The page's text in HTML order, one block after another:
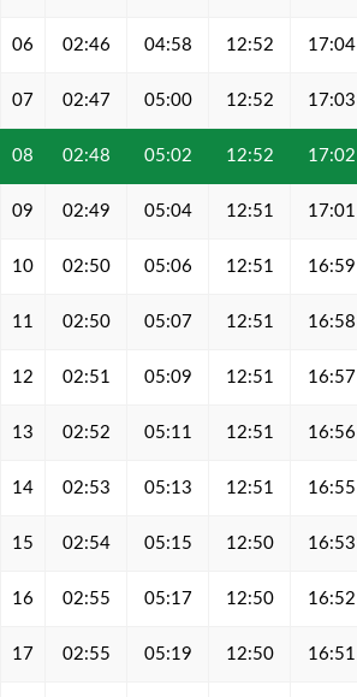
06 02:46 04:58 12:52 17:04
07 02:47 05:00 12:52 17:03
08 02:48 05:02 12:52 17:02
09 02:49 05:04 12:51 17:01
10 02:50 05:06 12:51 16:59
11 02:50 05:07 12:51 16:58
12 02:51 05:09 12:51 16:57
13 02:52 05:11 12:51 16:56
14 02:53 05:13 12:51 16:55
15 02:54 05:15 12:50 16:53
16 02:55 05:17 12:50 16:52
17 02:55 05:19 12:50 16:51